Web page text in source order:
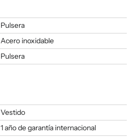
Pulsera
Acero inoxidable
Pulsera
Vestido
1 año de garantía internacional